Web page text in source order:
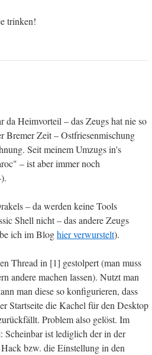
trinken!
da Heimvorteil – das Zeugs hat nie so
Bremer Zeit – Ostfriesenmischung
Seit meinem Umzugs in's
– ist aber immer noch
– da werden keine Tools
Shell nicht – das andere Zeugs
ich im Bloghier verwurstelt).
Thread in [1] gestolpert (man muss
andere machen lassen). Nutzt man
man diese so konfigurieren, dass
Startseite die Kachel für den Desktop
Problem also gelöst. Im
ist lediglich der in der
bzw. die Einstellung in den